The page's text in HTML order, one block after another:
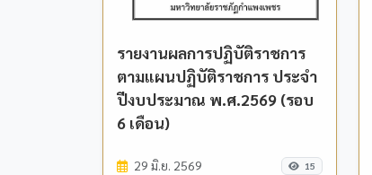
รายงานผลการปฏิบัติราชการ
ตามแผนปฏิบัติราชการ ประจำ
ปีงบประมาณ พ.ศ.2569 (รอบ
6 เดือน)
29 มิ.ย. 2569 15